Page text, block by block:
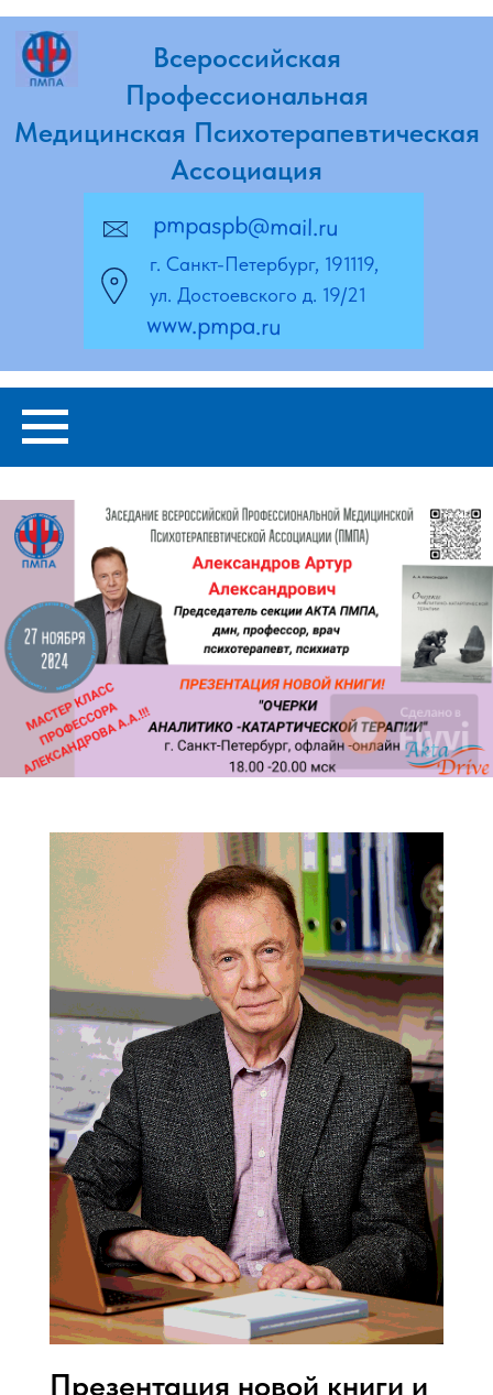
Профессиональная
Медицинская Психотерапевтическая
Ассоциация
www.pmpa.ru
pmpaspb@mail.ru
г. Санкт-Петербург, 191119,
Презентация новой книги и